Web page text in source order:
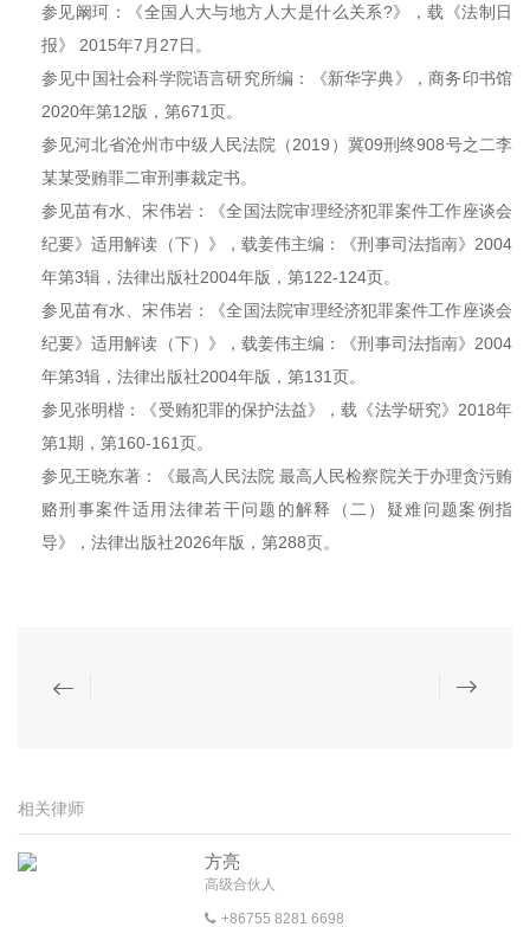
参见阚珂：《全国人大与地方人大是什么关系?》，载《法制日
报》 2015年7月27日。
参见中国社会科学院语言研究所编：《新华字典》，商务印书馆
2020年第12版，第671页。
参见河北省沧州市中级人民法院（2019）冀09刑终908号之二李
某某受贿罪二审刑事裁定书。
参见苗有水、宋伟岩：《全国法院审理经济犯罪案件工作座谈会
纪要》适用解读（下）》，载姜伟主编：《刑事司法指南》2004
年第3辑，法律出版社2004年版，第122-124页。
参见苗有水、宋伟岩：《全国法院审理经济犯罪案件工作座谈会
纪要》适用解读（下）》，载姜伟主编：《刑事司法指南》2004
年第3辑，法律出版社2004年版，第131页。
参见张明楷：《受贿犯罪的保护法益》，载《法学研究》2018年
第1期，第160-161页。
参见王晓东著：《最高人民法院 最高人民检察院关于办理贪污贿
赂刑事案件适用法律若干问题的解释（二）疑难问题案例指
导》，法律出版社2026年版，第288页。
相关律师
方亮
高级合伙人
+86755 8281 6698